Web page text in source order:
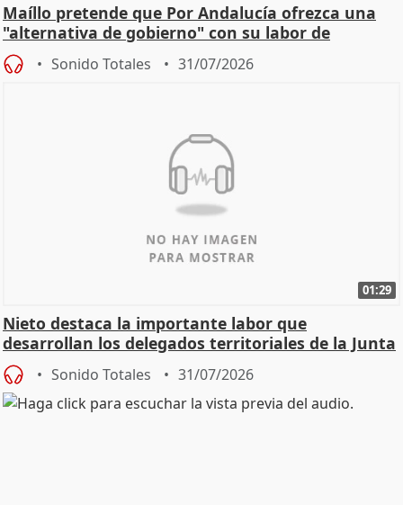
Maíllo pretende que Por Andalucía ofrezca una
"alternativa de gobierno" con su labor de
oposición
Sonido Totales 31/07/2026
01:29
Nieto destaca la importante labor que
desarrollan los delegados territoriales de la Junta
Sonido Totales 31/07/2026